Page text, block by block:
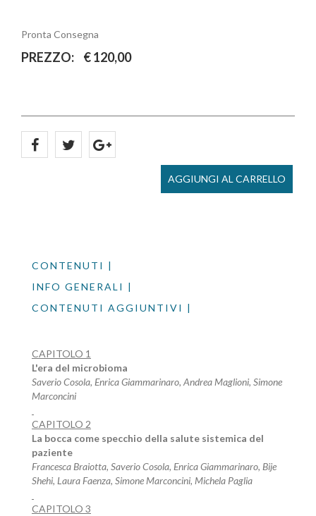
Pronta Consegna
PREZZO: € 120,00
AGGIUNGI AL CARRELLO
CONTENUTI |
INFO GENERALI |
CONTENUTI AGGIUNTIVI |
CAPITOLO 1
L'era del microbioma
Saverio Cosola, Enrica Giammarinaro, Andrea Maglioni, Simone
Marconcini
CAPITOLO 2
La bocca come specchio della salute sistemica del
paziente
Francesca Braiotta, Saverio Cosola, Enrica Giammarinaro, Bije
Shehi, Laura Faenza, Simone Marconcini, Michela Paglia
CAPITOLO 3